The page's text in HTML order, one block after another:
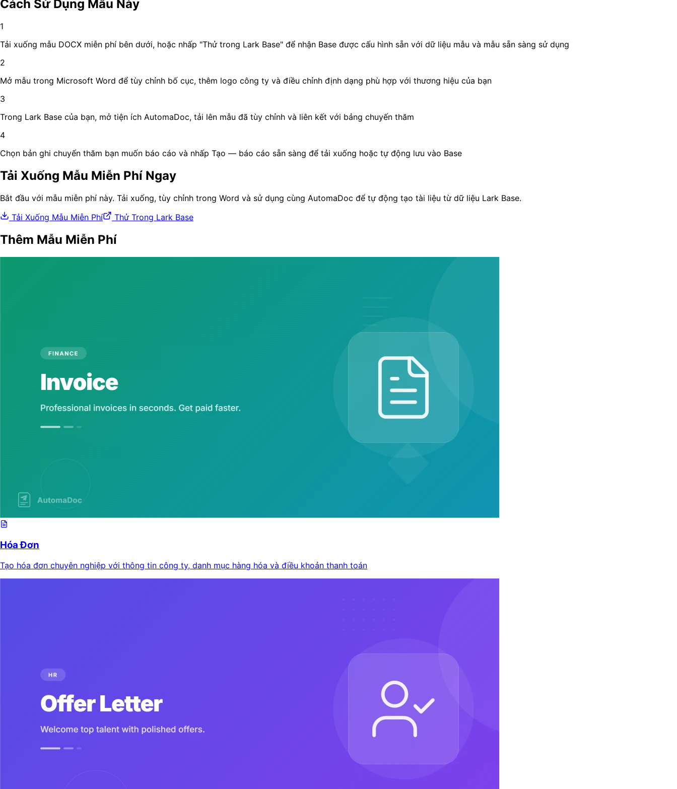
Cách Sử Dụng Mẫu Này
1
Tải xuống mẫu DOCX miễn phí bên dưới, hoặc nhấp "Thử trong Lark Base" để nhận Base được cấu hình sẵn với dữ liệu mẫu và mẫu sẵn sàng sử dụng
2
Mở mẫu trong Microsoft Word để tùy chỉnh bố cục, thêm logo công ty và điều chỉnh định dạng phù hợp với thương hiệu của bạn
3
Trong Lark Base của bạn, mở tiện ích AutomaDoc, tải lên mẫu đã tùy chỉnh và liên kết với bảng chuyến thăm
4
Chọn bản ghi chuyến thăm bạn muốn báo cáo và nhấp Tạo — báo cáo sẵn sàng để tải xuống hoặc tự động lưu vào Base
Tải Xuống Mẫu Miễn Phí Ngay
Bắt đầu với mẫu miễn phí này. Tải xuống, tùy chỉnh trong Word và sử dụng cùng AutomaDoc để tự động tạo tài liệu từ dữ liệu Lark Base.
Tải Xuống Mẫu Miễn Phí
Thử Trong Lark Base
Thêm Mẫu Miễn Phí
Hóa Đơn
Tạo hóa đơn chuyên nghiệp với thông tin công ty, danh mục hàng hóa và điều khoản thanh toán